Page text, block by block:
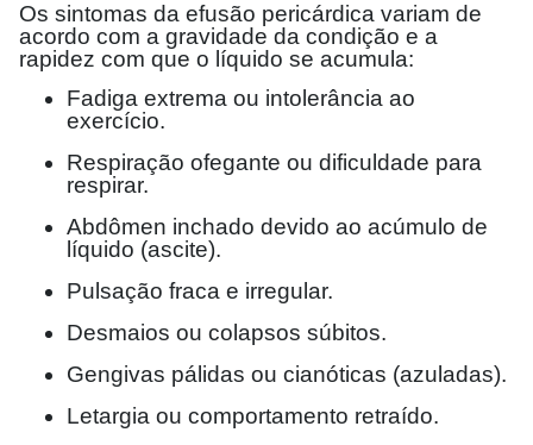
Os sintomas da efusão pericárdica variam de
acordo com a gravidade da condição e a
rapidez com que o líquido se acumula:
Fadiga extrema ou intolerância ao
exercício.
Respiração ofegante ou dificuldade para
respirar.
Abdômen inchado devido ao acúmulo de
líquido (ascite).
Pulsação fraca e irregular.
Desmaios ou colapsos súbitos.
Gengivas pálidas ou cianóticas (azuladas).
Letargia ou comportamento retraído.